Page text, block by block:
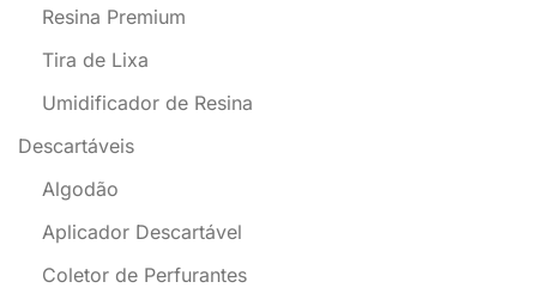
Resina Premium
Tira de Lixa
Umidificador de Resina
Descartáveis
Algodão
Aplicador Descartável
Coletor de Perfurantes